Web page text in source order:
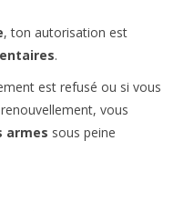
, ton autorisation est
.
est refusé ou si vous
vous
armes sous peine